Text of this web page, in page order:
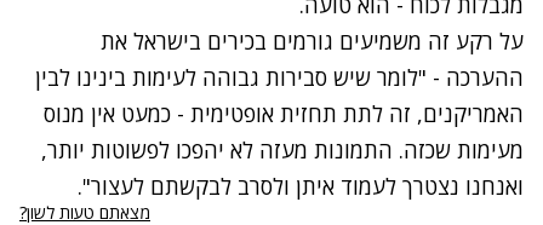
על רקע זה משמיעים גורמים בכירים בישראל את
ההערכה - "לומר שיש סבירות גבוהה לעימות בינינו לבין
האמריקנים, זה לתת תחזית אופטימית - כמעט אין מנוס
מעימות שכזה. התמונות מעזה לא יהפכו לפשוטות יותר,
ואנחנו נצטרך לעמוד איתן ולסרב לבקשתם לעצור".
מצאתם טעות לשון?